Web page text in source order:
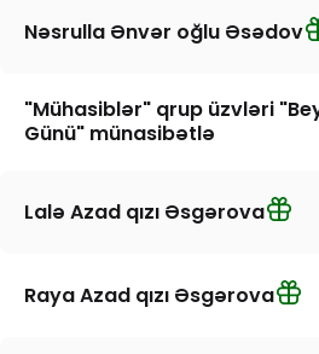
Nəsrulla Ənvər oğlu Əsədov
"Mühasiblər" qrup üzvləri
Günü" münasibətlə
Lalə Azad qızı Əsgərova
Raya Azad qızı Əsgərova